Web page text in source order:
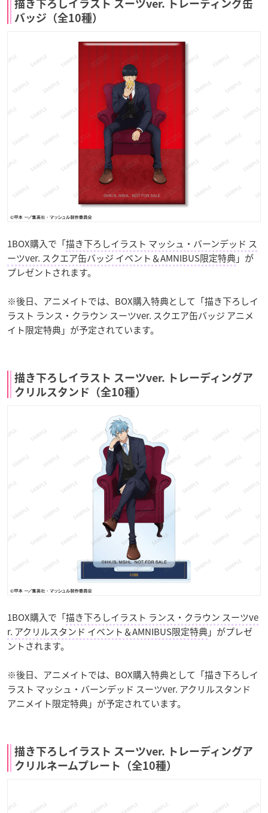
描き下ろしイラスト スーツver. トレーディング缶
バッジ（全10種）
1BOX購入で「描き下ろしイラスト マッシュ・バーンデッド ス
ーツver. スクエア缶バッジ イベント＆AMNIBUS限定特典」が
プレゼントされます。
※後日、アニメイトでは、BOX購入特典として「描き下ろしイ
ラスト ランス・クラウン スーツver. スクエア缶バッジ アニメ
イト限定特典」が予定されています。
描き下ろしイラスト スーツver. トレーディングア
クリルスタンド（全10種）
1BOX購入で「描き下ろしイラスト ランス・クラウン スーツve
r. アクリルスタンド イベント＆AMNIBUS限定特典」がプレゼ
ントされます。
※後日、アニメイトでは、BOX購入特典として「描き下ろしイ
ラスト マッシュ・バーンデッド スーツver. アクリルスタンド
アニメイト限定特典」が予定されています。
描き下ろしイラスト スーツver. トレーディングア
クリルネームプレート（全10種）